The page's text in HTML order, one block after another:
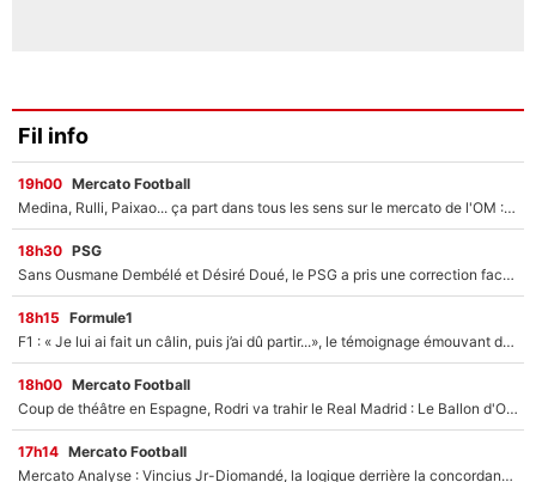
Fil info
19h00 Mercato Football
Medina, Rulli, Paixao... ça part dans tous les sens sur le mercato de l'OM : Frank McCourt va enfin récupérer l'argent qu'il attend ?
18h30 PSG
Sans Ousmane Dembélé et Désiré Doué, le PSG a pris une correction face à Majorque : Luis Enrique attend avec impatience des renforts !
18h15 Formule1
F1 : « Je lui ai fait un câlin, puis j’ai dû partir...», le témoignage émouvant de Max Verstappen sur sa fille
18h00 Mercato Football
Coup de théâtre en Espagne, Rodri va trahir le Real Madrid : Le Ballon d'Or a choisi de signer au FC Barcelone !
17h14 Mercato Football
Mercato Analyse : Vincius Jr-Diomandé, la logique derrière la concordance des temps